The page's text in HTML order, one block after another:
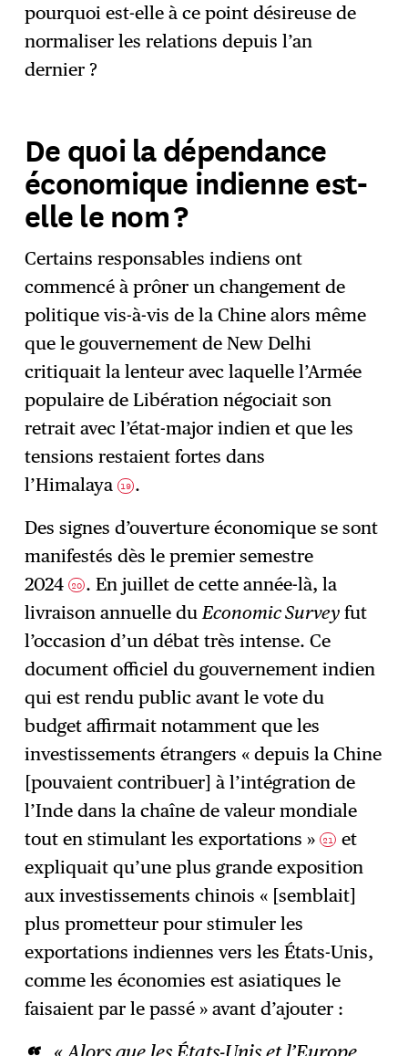
pourquoi est-elle à ce point désireuse de
normaliser les relations depuis l’an
dernier ?
De quoi la dépendance
économique indienne est-
elle le nom ?
Certains responsables indiens ont
commencé à prôner un changement de
politique vis-à-vis de la Chine alors même
que le gouvernement de New Delhi
critiquait la lenteur avec laquelle l’Armée
populaire de Libération négociait son
retrait avec l’état-major indien et que les
tensions restaient fortes dans
l’Himalaya19 .
Des signes d’ouverture économique se sont
manifestés dès le premier semestre
202420 . En juillet de cette année-là, la
livraison annuelle duEconomic Survey fut
l’occasion d’un débat très intense. Ce
document officiel du gouvernement indien
qui est rendu public avant le vote du
budget affirmait notamment que les
investissements étrangers « depuis la Chine
[pouvaient contribuer] à l’intégration de
l’Inde dans la chaîne de valeur mondiale
tout en stimulant les exportations »21 et
expliquait qu’une plus grande exposition
aux investissements chinois « [semblait]
plus prometteur pour stimuler les
exportations indiennes vers les États-Unis,
comme les économies est asiatiques le
faisaient par le passé » avant d’ajouter :